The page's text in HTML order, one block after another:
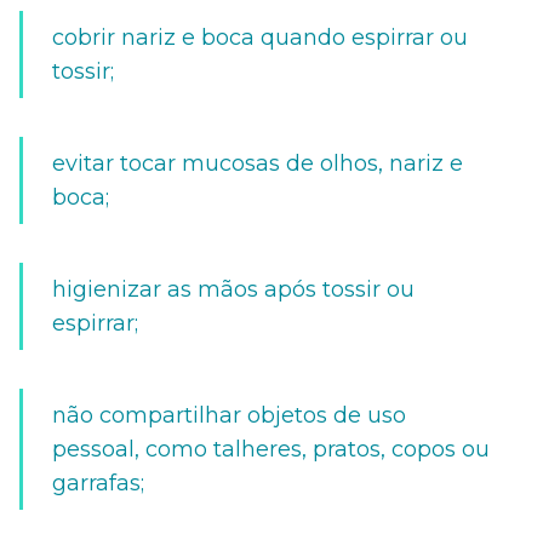
cobrir nariz e boca quando espirrar ou
tossir;
evitar tocar mucosas de olhos, nariz e
boca;
higienizar as mãos após tossir ou
espirrar;
não compartilhar objetos de uso
pessoal, como talheres, pratos, copos ou
garrafas;